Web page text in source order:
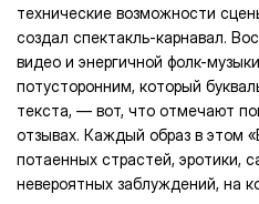
технические возможности
создал спектакль-карнавал.
видео и энергичной фолк-
потусторонним, который
текста, — вот, что отмечают
отзывах. Каждый образ в этом
потаенных страстей, эротики,
невероятных заблуждений, на